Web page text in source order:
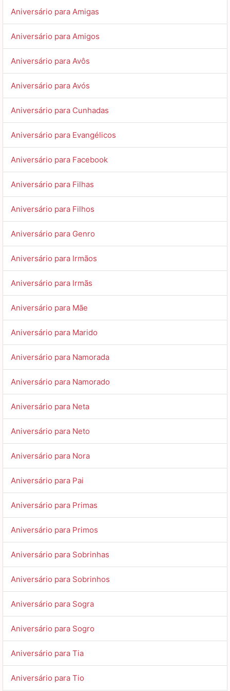
Aniversário para Amigas
Aniversário para Amigos
Aniversário para Avôs
Aniversário para Avós
Aniversário para Cunhadas
Aniversário para Evangélicos
Aniversário para Facebook
Aniversário para Filhas
Aniversário para Filhos
Aniversário para Genro
Aniversário para Irmãos
Aniversário para Irmãs
Aniversário para Mãe
Aniversário para Marido
Aniversário para Namorada
Aniversário para Namorado
Aniversário para Neta
Aniversário para Neto
Aniversário para Nora
Aniversário para Pai
Aniversário para Primas
Aniversário para Primos
Aniversário para Sobrinhas
Aniversário para Sobrinhos
Aniversário para Sogra
Aniversário para Sogro
Aniversário para Tia
Aniversário para Tio